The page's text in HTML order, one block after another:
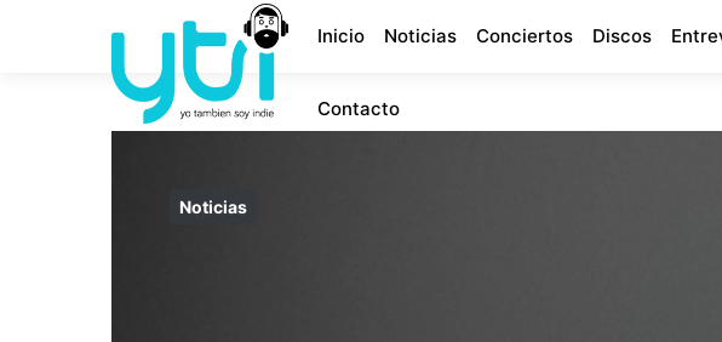
Inicio Noticias Conciertos Discos
Contacto
Noticias